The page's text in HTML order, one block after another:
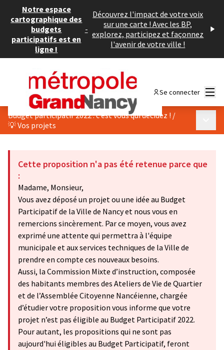
Notre espace
cartographique des
budgets
participatifs est en
ligne !
-
Découvrez l'impact de votre voix
sur une carte ! Avec les BP,
explorez, participez et façonnez
l'avenir de votre ville !
Se connecter
Budget participatif 2022 : c’est vous qui décidez ! /
💡 Vos projets
Cette proposition n'a pas été retenue parce que
:
Madame, Monsieur,
Vous avez déposé un projet ou une idée au Budget
Participatif de la Ville de Nancy et nous vous en
remercions sincèrement. Par ce moyen, vous avez
exprimé une attente qui permettra à l'équipe
municipale et aux services techniques de la Ville de
prendre en compte ces nouveaux besoins.
Aussi, la Commission Mixte d’instruction, composée
des habitants membres des Ateliers de Vie de Quartier
et de l’Assemblée Citoyenne Nancéienne, chargée
d’étudier votre proposition vous informe que votre
projet n’est pas éligible au Budget Participatif 2022.
Pour autant, les propositions qui ne sont pas
aujourd'hui éligibles au Budget Participatif, feront